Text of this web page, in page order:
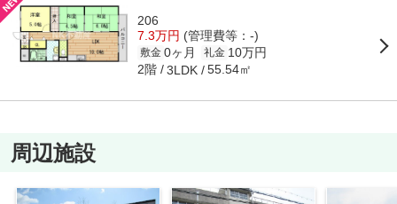
206
7.3万円 (管理費等：-)
敷金 0ヶ月 礼金 10万円
2階 3LDK 55.54㎡
周辺施設